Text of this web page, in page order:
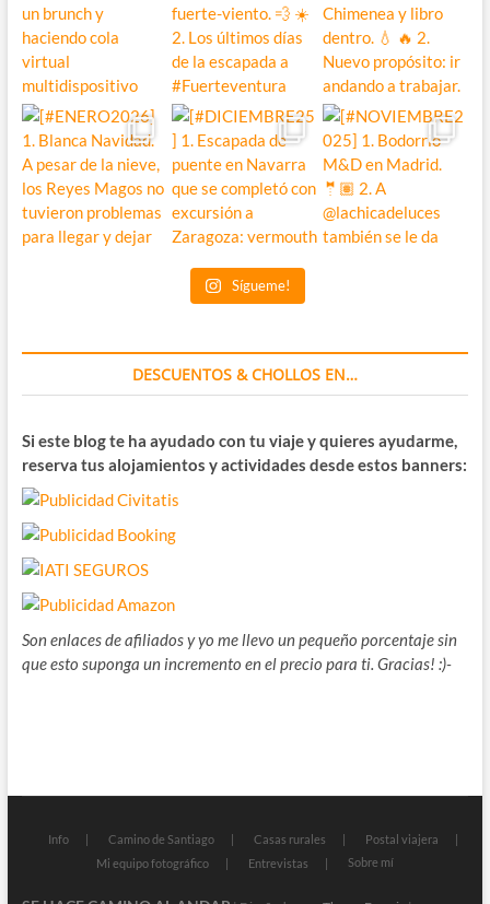
Sígueme!
DESCUENTOS & CHOLLOS EN…
Si este blog te ha ayudado con tu viaje y quieres ayudarme,
reserva tus alojamientos y actividades desde estos banners:
Son enlaces de afiliados y yo me llevo un pequeño porcentaje sin
que esto suponga un incremento en el precio para ti. Gracias! :)-
Info Camino de Santiago Casas rurales
Postal viajera
Mi equipo fotográfico
Entrevistas Sobre mí